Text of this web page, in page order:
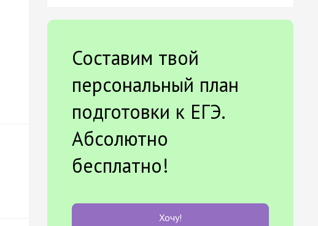
Составим твой
персональный план
подготовки к ЕГЭ.
Абсолютно
бесплатно!
Хочу!